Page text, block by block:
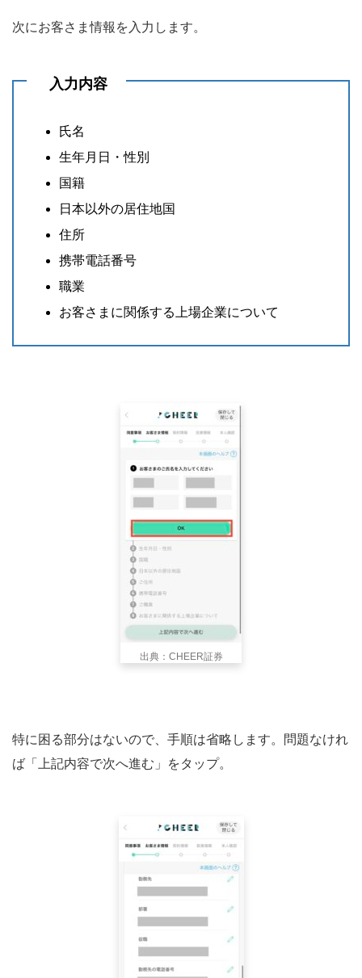
次にお客さま情報を入力します。
入力内容
氏名
生年月日・性別
国籍
日本以外の居住地国
住所
携帯電話番号
職業
お客さまに関係する上場企業について
出典：CHEER証券
特に困る部分はないので、手順は省略します。問題なけれ
ば「上記内容で次へ進む」をタップ。